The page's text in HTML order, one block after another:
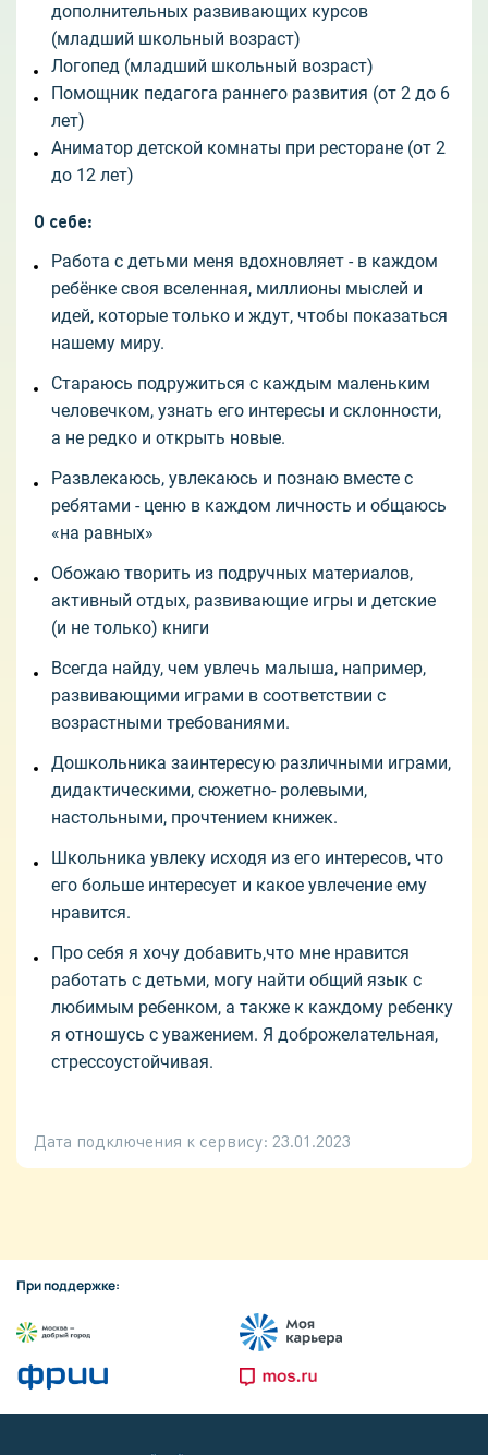
дополнительных развивающих курсов
(младший школьный возраст)
Логопед (младший школьный возраст)
Помощник педагога раннего развития (от 2 до 6
лет)
Аниматор детской комнаты при ресторане (от 2
до 12 лет)
О себе:
Работа с детьми меня вдохновляет - в каждом
ребёнке своя вселенная, миллионы мыслей и
идей, которые только и ждут, чтобы показаться
нашему миру.
Стараюсь подружиться с каждым маленьким
человечком, узнать его интересы и склонности,
а не редко и открыть новые.
Развлекаюсь, увлекаюсь и познаю вместе с
ребятами - ценю в каждом личность и общаюсь
«на равных»
Обожаю творить из подручных материалов,
активный отдых, развивающие игры и детские
(и не только) книги
Всегда найду, чем увлечь малыша, например,
развивающими играми в соответствии с
возрастными требованиями.
Дошкольника заинтересую различными играми,
дидактическими, сюжетно- ролевыми,
настольными, прочтением книжек.
Школьника увлеку исходя из его интересов, что
его больше интересует и какое увлечение ему
нравится.
Про себя я хочу добавить,что мне нравится
работать с детьми, могу найти общий язык с
любимым ребенком, а также к каждому ребенку
я отношусь с уважением. Я доброжелательная,
стрессоустойчивая.
Дата подключения к сервису: 23.01.2023
При поддержке: